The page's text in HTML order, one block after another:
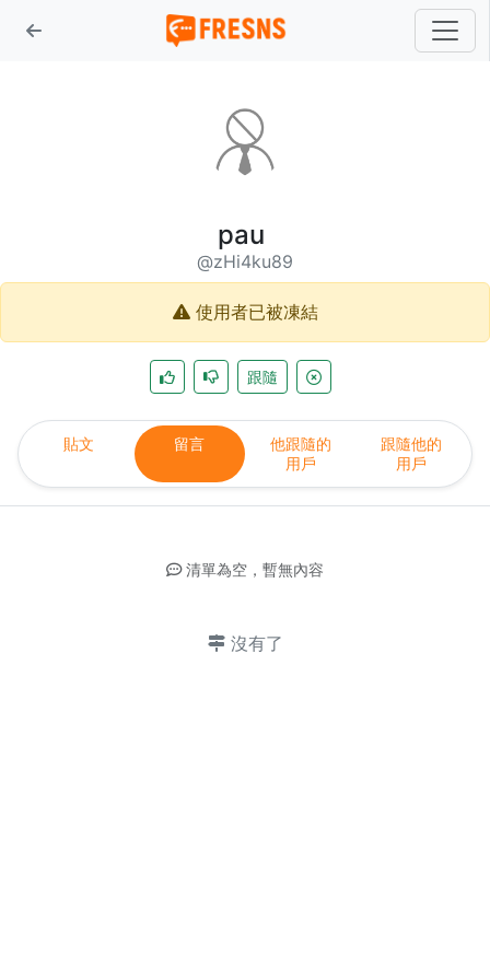
pau
@zHi4ku89
使用者已被凍結
跟隨
貼文 留言
他跟隨的
用戶
跟隨他的
用戶
清單為空，暫無內容
沒有了